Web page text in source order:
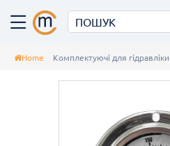
Home Комплектуючі для гідравліки